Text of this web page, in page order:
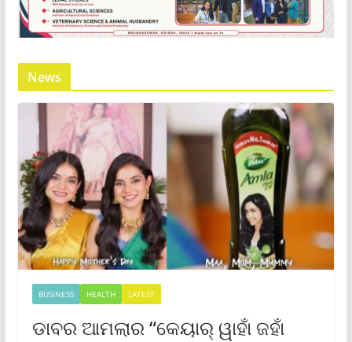
News
BUSINESS HEALTH LATEST
ଡାବର ଆମଲାର “କେୟାର୍ ୱାହାଁ ଜହାଁ